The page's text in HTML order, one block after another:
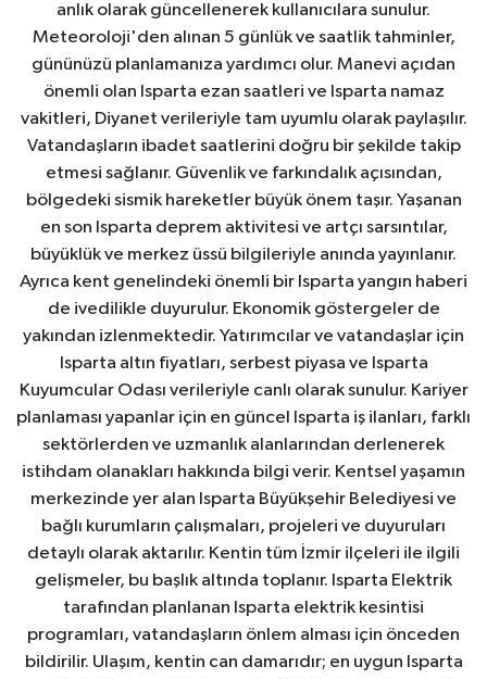
anlık olarak güncellenerek kullanıcılara sunulur.
Meteoroloji'den alınan 5 günlük ve saatlik tahminler,
gününüzü planlamanıza yardımcı olur. Manevi açıdan
önemli olan Isparta ezan saatleri ve Isparta namaz
vakitleri, Diyanet verileriyle tam uyumlu olarak paylaşılır.
Vatandaşların ibadet saatlerini doğru bir şekilde takip
etmesi sağlanır. Güvenlik ve farkındalık açısından,
bölgedeki sismik hareketler büyük önem taşır. Yaşanan
en son Isparta deprem aktivitesi ve artçı sarsıntılar,
büyüklük ve merkez üssü bilgileriyle anında yayınlanır.
Ayrıca kent genelindeki önemli bir Isparta yangın haberi
de ivedilikle duyurulur. Ekonomik göstergeler de
yakından izlenmektedir. Yatırımcılar ve vatandaşlar için
Isparta altın fiyatları, serbest piyasa ve Isparta
Kuyumcular Odası verileriyle canlı olarak sunulur. Kariyer
planlaması yapanlar için en güncel Isparta iş ilanları, farklı
sektörlerden ve uzmanlık alanlarından derlenerek
istihdam olanakları hakkında bilgi verir. Kentsel yaşamın
merkezinde yer alan Isparta Büyükşehir Belediyesi ve
bağlı kurumların çalışmaları, projeleri ve duyuruları
detaylı olarak aktarılır. Kentin tüm İzmir ilçeleri ile ilgili
gelişmeler, bu başlık altında toplanır. Isparta Elektrik
tarafından planlanan Isparta elektrik kesintisi
programları, vatandaşların önlem alması için önceden
bildirilir. Ulaşım, kentin can damarıdır; en uygun Isparta